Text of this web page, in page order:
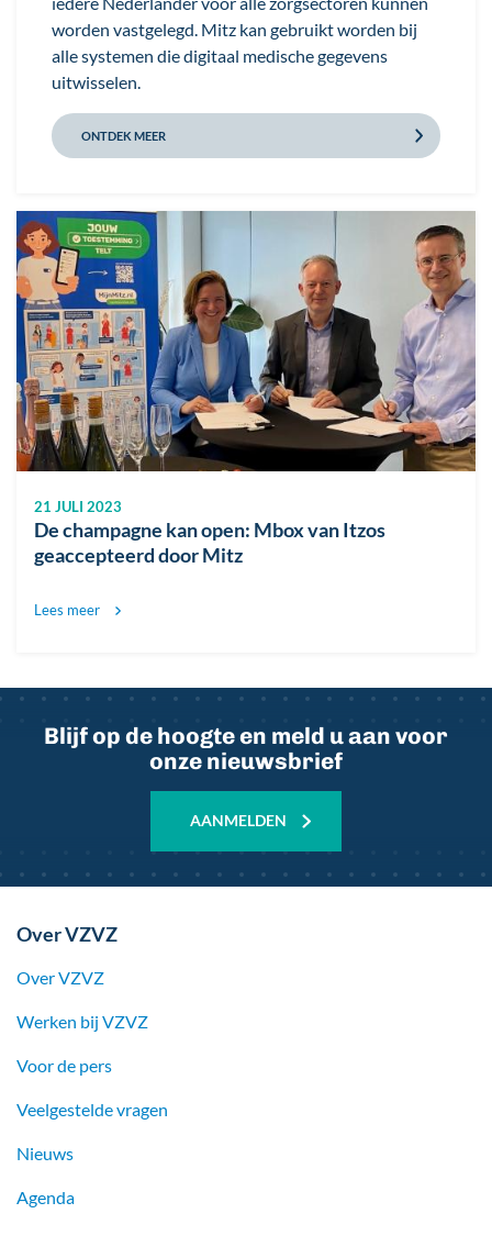
worden vastgelegd. Mitz kan gebruikt worden bij
alle systemen die digitaal medische gegevens
uitwisselen.
ONTDEK MEER
Afbeelding
21 JULI 2023
De champagne kan open: Mbox van Itzos
geaccepteerd door Mitz
Lees meer
Blijf op de hoogte en meld u aan voor
onze nieuwsbrief
AANMELDEN
Over VZVZ
Over VZVZ
Werken bij VZVZ
Voor de pers
Veelgestelde vragen
Nieuws
Agenda